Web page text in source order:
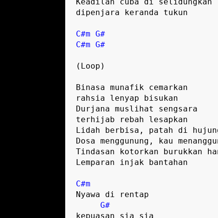
dipenjara keranda tukun
C#m G#
C#m G#
(Loop)
Binasa munafik cemarkan
rahsia lenyap bisukan
Durjana muslihat sengsara
terhijab rebah lesapkan
Lidah berbisa, patah di
Dosa menggunung, kau
Tindasan kotorkan burukkan
Lemparan injak bantahan
C#m
Nyawa di rentap
G#
kepuasan sia sia